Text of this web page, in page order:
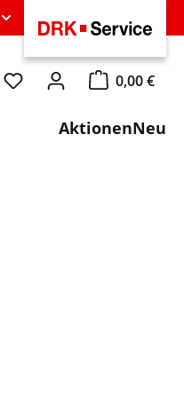
Du hast 0 Produkte auf
0,00 €
Warenkorb
AktionenNeu